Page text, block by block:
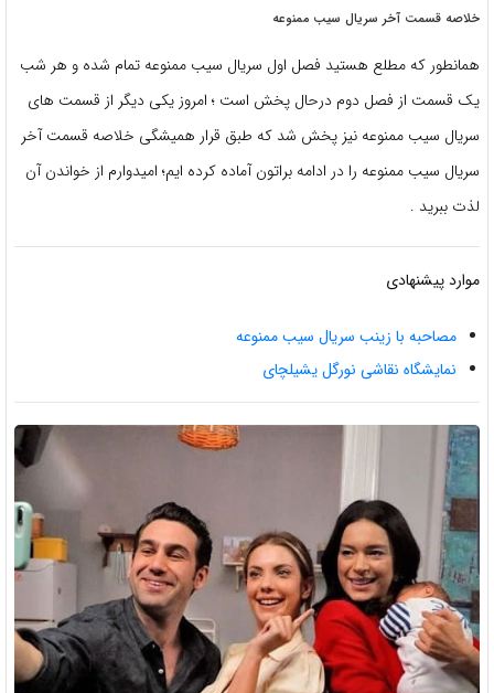
خلاصه قسمت آخر سریال سیب ممنوعه
همانطور که مطلع هستید فصل اول سریال سیب ممنوعه تمام شده و هر شب
یک قسمت از فصل دوم درحال پخش است ؛ امروز یکی دیگر از قسمت های
سریال سیب ممنوعه نیز پخش شد که طبق قرار همیشگی خلاصه قسمت آخر
سریال سیب ممنوعه را در ادامه براتون آماده کرده ایم؛ امیدوارم از خواندن آن
لذت ببرید .
موارد پیشنهادی
مصاحبه با زینب سریال سیب ممنوعه
نمایشگاه نقاشی نورگل یشیلچای